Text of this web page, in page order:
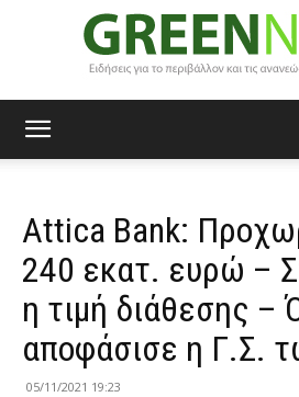
News
Attica Bank:
240 εκατ. ευρώ –
η τιμή διάθεσης –
αποφάσισε η Γ.Σ.
05/11/2021 19:23